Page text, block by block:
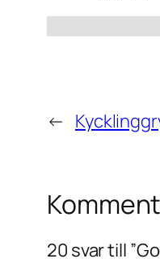
←
20 svar till